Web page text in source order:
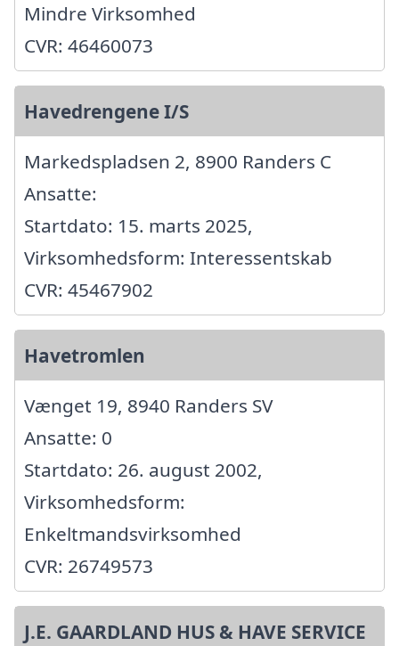
Mindre Virksomhed
CVR: 46460073
Havedrengene I/S
Markedspladsen 2, 8900 Randers C
Ansatte:
Startdato: 15. marts 2025,
Virksomhedsform: Interessentskab
CVR: 45467902
Havetromlen
Vænget 19, 8940 Randers SV
Ansatte: 0
Startdato: 26. august 2002,
Virksomhedsform:
Enkeltmandsvirksomhed
CVR: 26749573
J.E. GAARDLAND HUS & HAVE SERVICE